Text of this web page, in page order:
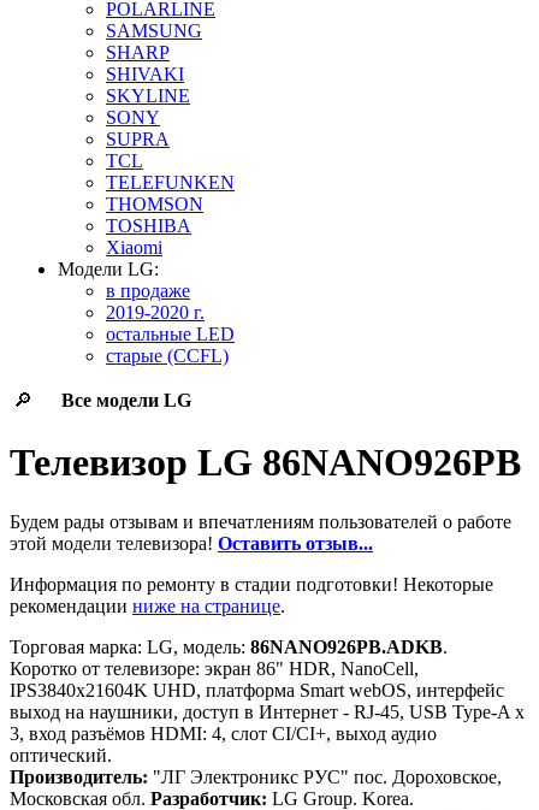
POLARLINE
SAMSUNG
SHARP
SHIVAKI
SKYLINE
SONY
SUPRA
TCL
TELEFUNKEN
THOMSON
TOSHIBA
Xiaomi
Модели LG:
в продаже
2019-2020 г.
остальные LED
старые (CCFL)
🔎 Все модели LG
Телевизор LG 86NANO926PB
Будем рады отзывам и впечатлениям пользователей о работе
этой модели телевизора! Оставить отзыв...
Информация по ремонту в стадии подготовки! Некоторые
рекомендации ниже на странице.
Торговая марка: LG, модель: 86NANO926PB.ADKB.
Коротко от телевизоре: экран 86" HDR, NanoCell,
IPS3840x21604K UHD, платформа Smart webOS, интерфейс
выход на наушники, доступ в Интернет - RJ-45, USB Type-A x
3, вход разъёмов HDMI: 4, слот CI/CI+, выход аудио
оптический.
Производитель: "ЛГ Электроникс РУС" пос. Дороховское,
Московская обл. Разработчик: LG Group. Korea.